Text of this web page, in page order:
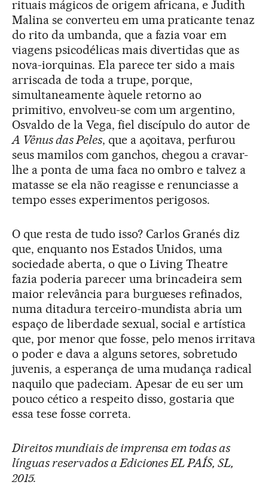
rituais mágicos de origem africana, e Judith
Malina se converteu em uma praticante tenaz
do rito da umbanda, que a fazia voar em
viagens psicodélicas mais divertidas que as
nova-iorquinas. Ela parece ter sido a mais
arriscada de toda a trupe, porque,
simultaneamente àquele retorno ao
primitivo, envolveu-se com um argentino,
Osvaldo de la Vega, fiel discípulo do autor de
A Vênus das Peles, que a açoitava, perfurou
seus mamilos com ganchos, chegou a cravar-
lhe a ponta de uma faca no ombro e talvez a
matasse se ela não reagisse e renunciasse a
tempo esses experimentos perigosos.
O que resta de tudo isso? Carlos Granés diz
que, enquanto nos Estados Unidos, uma
sociedade aberta, o que o Living Theatre
fazia poderia parecer uma brincadeira sem
maior relevância para burgueses refinados,
numa ditadura terceiro-mundista abria um
espaço de liberdade sexual, social e artística
que, por menor que fosse, pelo menos irritava
o poder e dava a alguns setores, sobretudo
juvenis, a esperança de uma mudança radical
naquilo que padeciam. Apesar de eu ser um
pouco cético a respeito disso, gostaria que
essa tese fosse correta.
Direitos mundiais de imprensa em todas as
línguas reservados a Ediciones EL PAÍS, SL,
2015.